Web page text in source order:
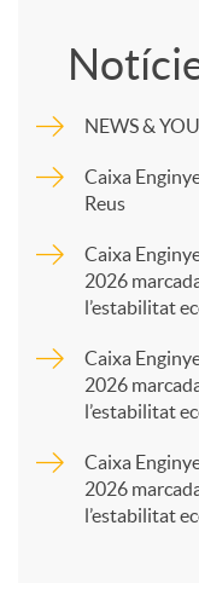
p
a
NEWS &
Caixa
Reus
Caixa
2026
l’estabilitat
Caixa
2026
l’estabilitat
Caixa
2026
l’estabilitat